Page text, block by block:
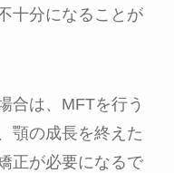
十分になることが
合は、MFTを行う
顎の成長を終えた
正が必要になるで